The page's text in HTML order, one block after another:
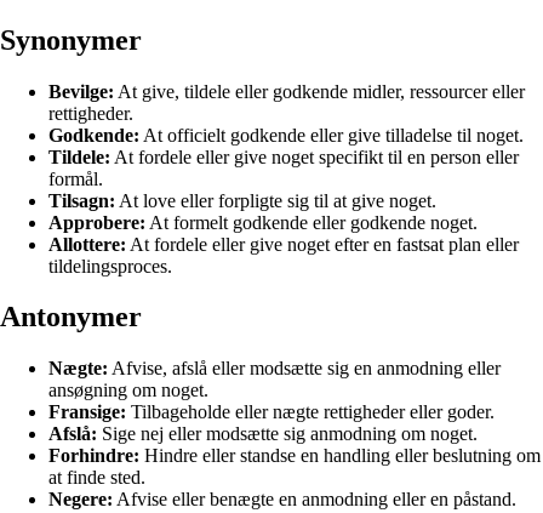
Synonymer
Bevilge: At give, tildele eller godkende midler, ressourcer eller
rettigheder.
Godkende: At officielt godkende eller give tilladelse til noget.
Tildele: At fordele eller give noget specifikt til en person eller
formål.
Tilsagn: At love eller forpligte sig til at give noget.
Approbere: At formelt godkende eller godkende noget.
Allottere: At fordele eller give noget efter en fastsat plan eller
tildelingsproces.
Antonymer
Nægte: Afvise, afslå eller modsætte sig en anmodning eller
ansøgning om noget.
Fransige: Tilbageholde eller nægte rettigheder eller goder.
Afslå: Sige nej eller modsætte sig anmodning om noget.
Forhindre: Hindre eller standse en handling eller beslutning om
at finde sted.
Negere: Afvise eller benægte en anmodning eller en påstand.